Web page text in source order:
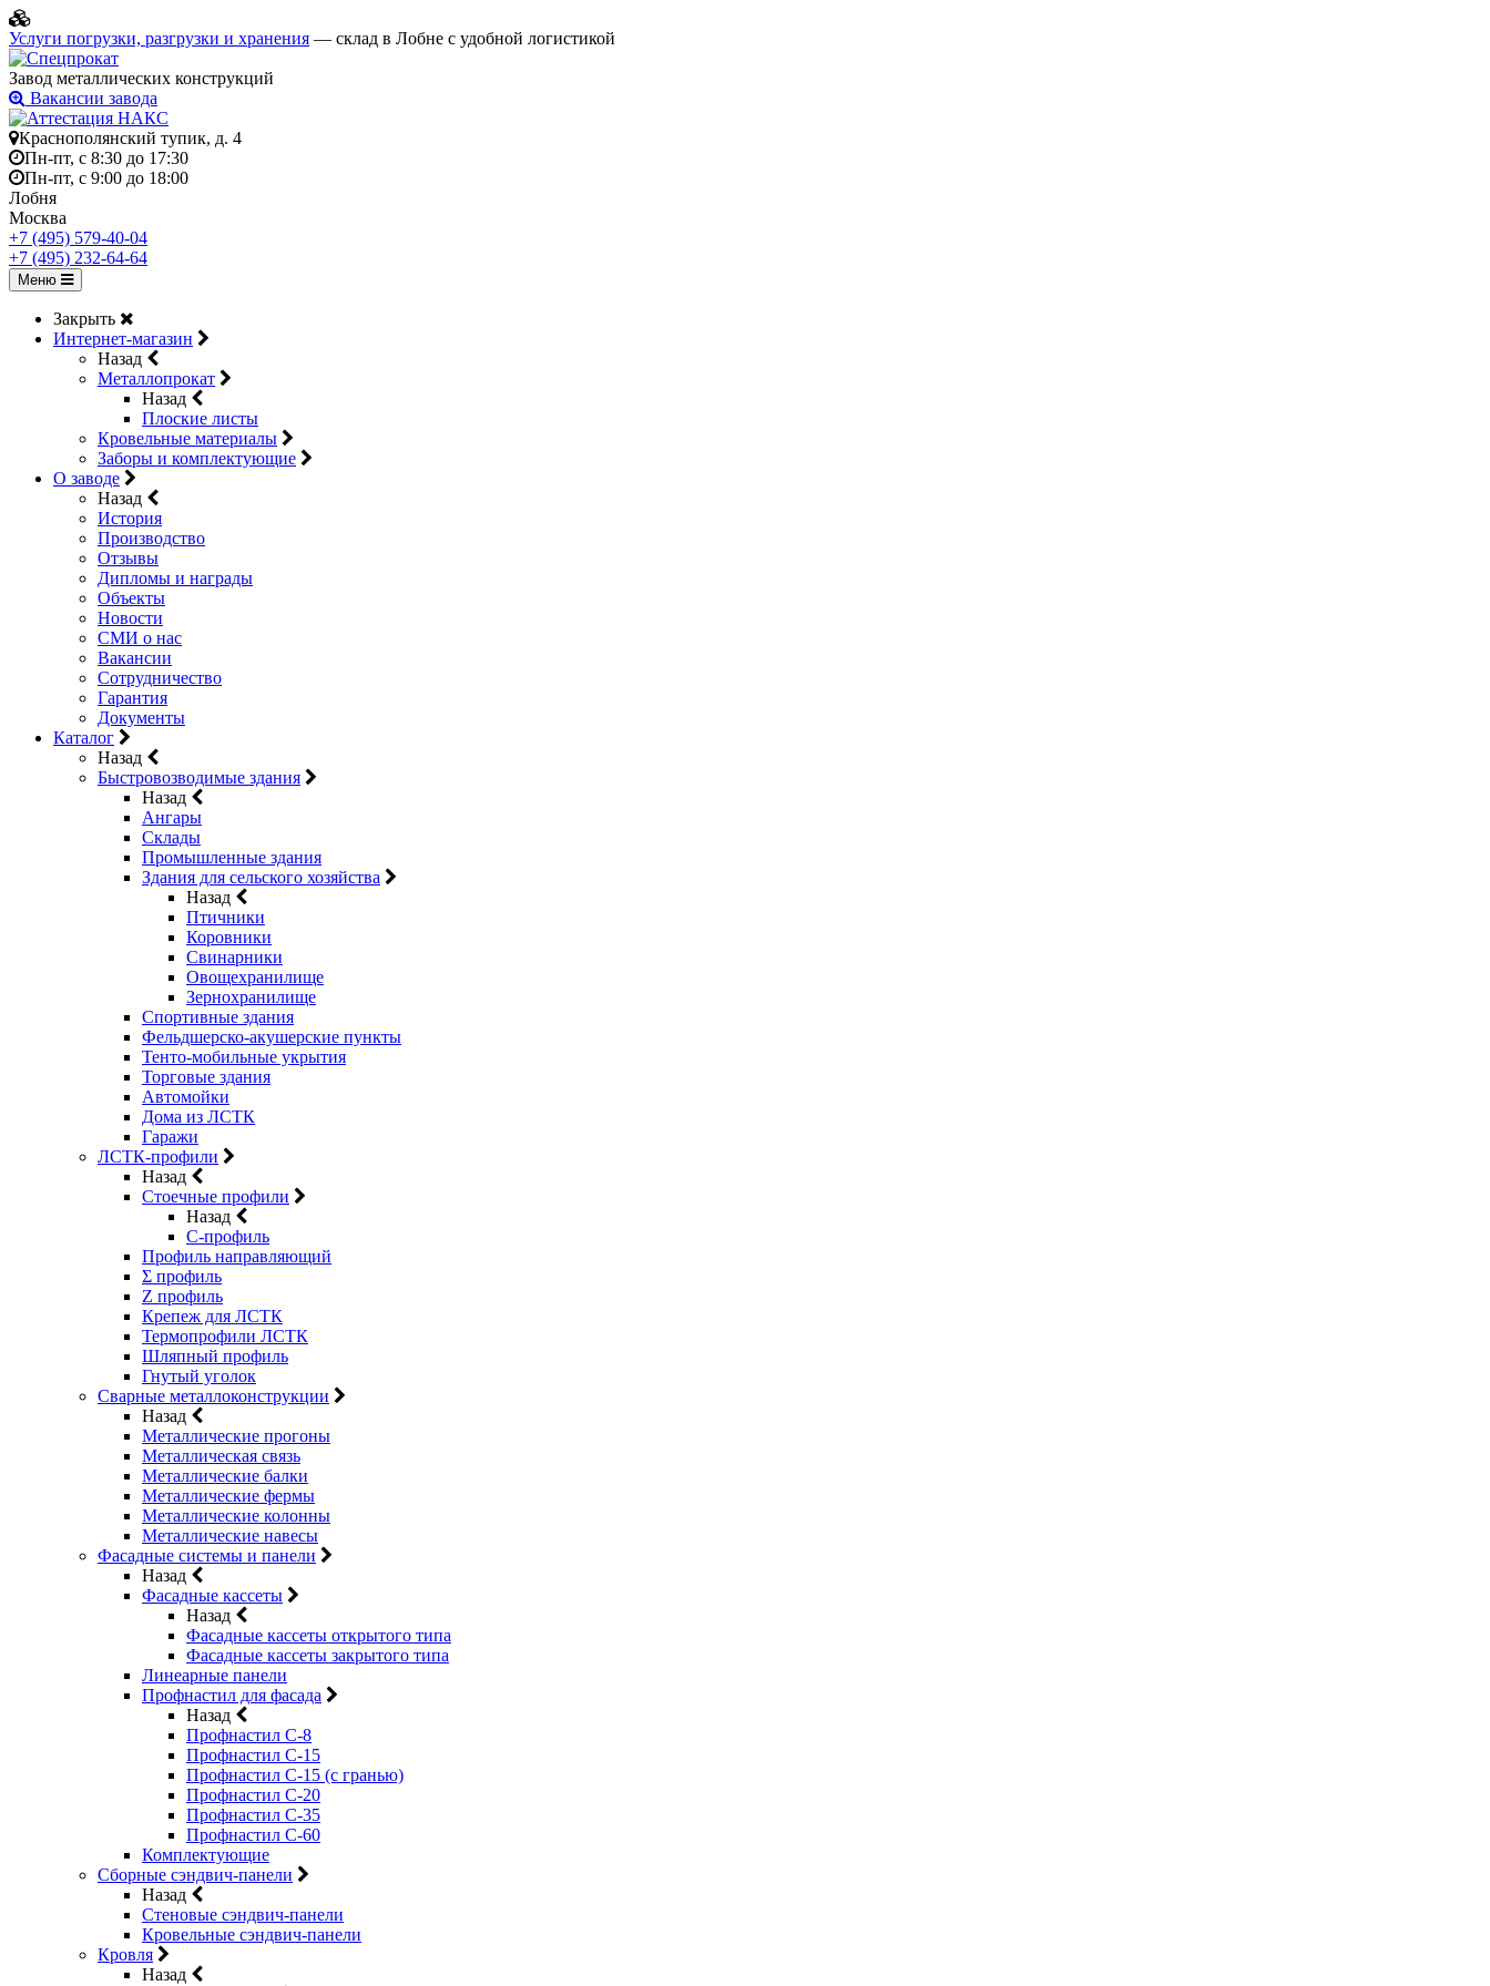
Услуги погрузки, разгрузки и хранения — склад в Лобне с удобной логистикой
Завод металлических конструкций
Вакансии завода
Краснополянский тупик, д. 4
Пн-пт, с 8:30 до 17:30
Пн-пт, с 9:00 до 18:00
Лобня
Москва
+7 (495) 579-40-04
+7 (495) 232-64-64
Меню
Закрыть
Интернет-магазин
Назад
Металлопрокат
Назад
Плоские листы
Кровельные материалы
Заборы и комплектующие
О заводе
Назад
История
Производство
Отзывы
Дипломы и награды
Объекты
Новости
СМИ о нас
Вакансии
Сотрудничество
Гарантия
Документы
Каталог
Назад
Быстровозводимые здания
Назад
Ангары
Склады
Промышленные здания
Здания для сельского хозяйства
Назад
Птичники
Коровники
Свинарники
Овощехранилище
Зернохранилище
Спортивные здания
Фельдшерско-акушерские пункты
Тенто-мобильные укрытия
Торговые здания
Автомойки
Дома из ЛСТК
Гаражи
ЛСТК-профили
Назад
Стоечные профили
Назад
C-профиль
Профиль направляющий
Σ профиль
Z профиль
Крепеж для ЛСТК
Термопрофили ЛСТК
Шляпный профиль
Гнутый уголок
Сварные металлоконструкции
Назад
Металлические прогоны
Металлическая связь
Металлические балки
Металлические фермы
Металлические колонны
Металлические навесы
Фасадные системы и панели
Назад
Фасадные кассеты
Назад
Фасадные кассеты открытого типа
Фасадные кассеты закрытого типа
Линеарные панели
Профнастил для фасада
Назад
Профнастил С-8
Профнастил С-15
Профнастил С-15 (с гранью)
Профнастил С-20
Профнастил С-35
Профнастил С-60
Комплектующие
Сборные сэндвич-панели
Назад
Стеновые сэндвич-панели
Кровельные сэндвич-панели
Кровля
Назад